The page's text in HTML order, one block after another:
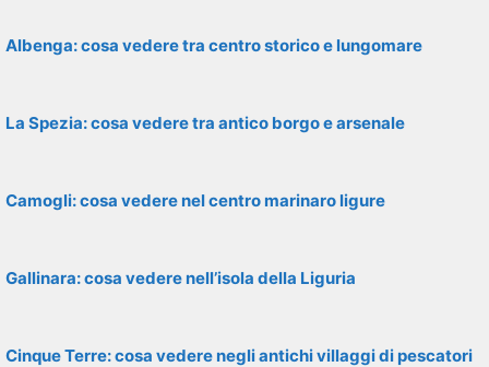
Albenga: cosa vedere tra centro storico e lungomare
La Spezia: cosa vedere tra antico borgo e arsenale
Camogli: cosa vedere nel centro marinaro ligure
Gallinara: cosa vedere nell’isola della Liguria
Cinque Terre: cosa vedere negli antichi villaggi di pescatori